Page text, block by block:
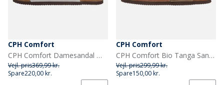
CPH Comfort
CPH Comfort Damesandal med bio nitter Beige
Vejl. pris369,99 kr.
Spare220,00 kr.
CPH Comfort
CPH Comfort Bio Tanga Sandaler Bronze
Vejl. pris299,99 kr.
Spare150,00 kr.